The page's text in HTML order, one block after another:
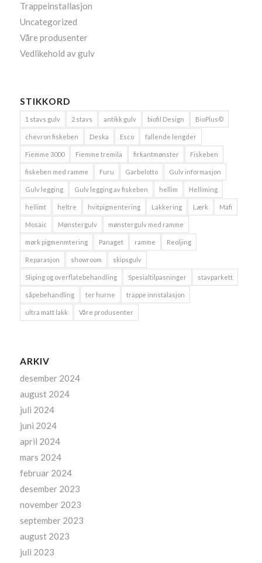
Trappeinstallasjon
Uncategorized
Våre produsenter
Vedlikehold av gulv
STIKKORD
1 stavs gulv 2 stavs antikk gulv biofil Design BioPlus©
chevron fiskeben Deska Esco fallende lengder
Fiemme 3000 Fiemme tremila firkantmønster Fiskeben
fiskeben med ramme Furu Garbelotto Gulv informasjon
Gulv legging Gulv legging av fiskeben hellim Helliming
hellimt heltre hvitpigmentering Lakkering Lærk Mafi
Mosaic Mønstergulv mønstergulv med ramme
mørk pigmenmtering Panaget ramme Reoljing
Reparasjon showroom skipsgulv
Sliping og overflatebehandling Spesialtilpasninger stavparkett
såpebehandling ter hurne trappe innstalasjon
ultra matt lakk Våre produsenter
ARKIV
desember 2024
august 2024
juli 2024
juni 2024
april 2024
mars 2024
februar 2024
desember 2023
november 2023
september 2023
august 2023
juli 2023